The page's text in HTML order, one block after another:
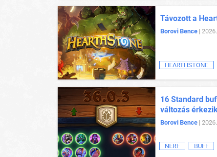
Távozott a
Borovi Bence |
HEARTHSTONE
16 Standard
változás
Borovi Bence |
NERF BUFF